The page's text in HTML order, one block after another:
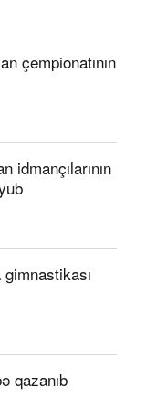
çempionatının
idmançılarının
qazanıb